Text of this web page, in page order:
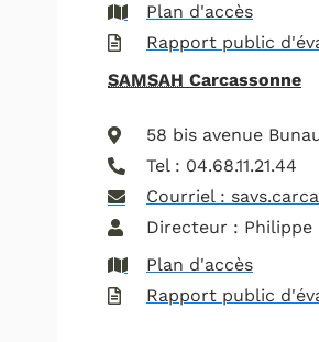
Plan d'accès
Rapport public
SAMSAH Carcassonne
58 bis avenue
Tel : 04.68.11.21.44
Courriel :
Directeur : Philippe
Plan d'accès
Rapport public